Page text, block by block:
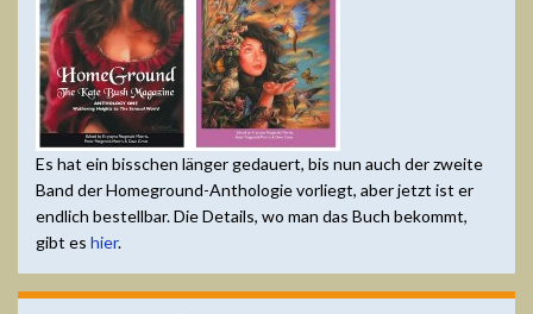
Es hat ein bisschen länger gedauert, bis nun auch der zweite
Band der Homeground-Anthologie vorliegt, aber jetzt ist er
endlich bestellbar. Die Details, wo man das Buch bekommt,
gibt es hier.